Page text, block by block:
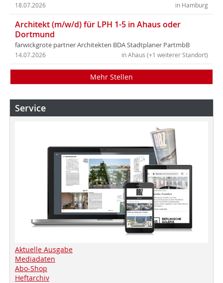
in Hamburg
18.07.2026
Architekt (m/w/d) für LPH 1-5 in Ahaus oder
Dortmund
farwickgrote partner Architekten BDA Stadtplaner PartmbB
in Ahaus (+1 weiterer Standort)
14.07.2026
Mehr Stellen
Service
Aktuelle Ausgabe
Mediadaten
Abo-Shop
Heftarchiv